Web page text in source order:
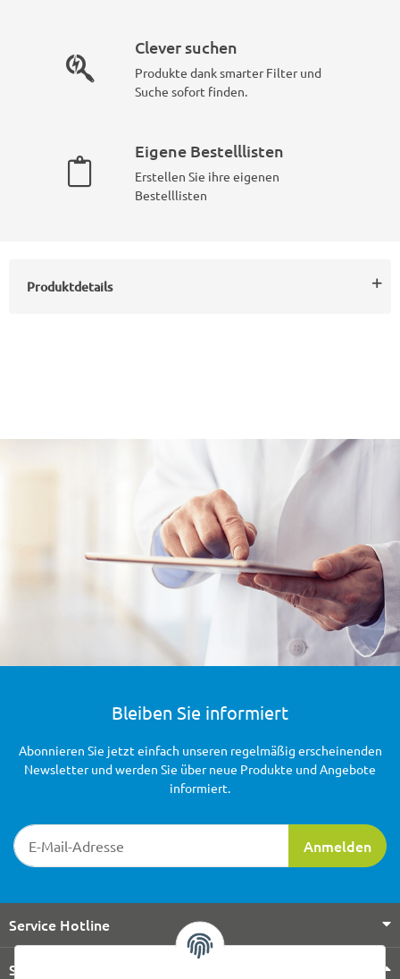
Clever suchen
Produkte dank smarter Filter und
Suche sofort finden.
Eigene Bestelllisten
Erstellen Sie ihre eigenen
Bestelllisten
Produktdetails
Bleiben Sie informiert
Newsletter-Registrierung
Anmelden
Abonnieren Sie jetzt einfach unseren regelmäßig erscheinenden
Newsletter und werden Sie über neue Produkte und Angebote
informiert.
Service Hotline
Shop Service